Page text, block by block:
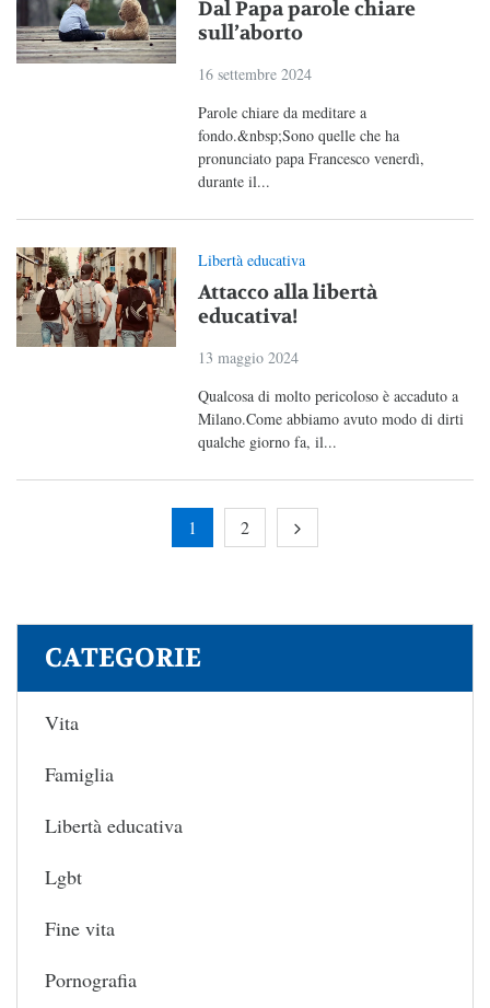
Dal Papa parole chiare
sull’aborto
16 settembre 2024
Parole chiare da meditare a
fondo.&nbsp;Sono quelle che ha
pronunciato papa Francesco venerdì,
durante il...
Libertà educativa
Attacco alla libertà
educativa!
13 maggio 2024
Qualcosa di molto pericoloso è accaduto a
Milano.Come abbiamo avuto modo di dirti
qualche giorno fa, il...
1 2
CATEGORIE
Vita
Famiglia
Libertà educativa
Lgbt
Fine vita
Pornografia